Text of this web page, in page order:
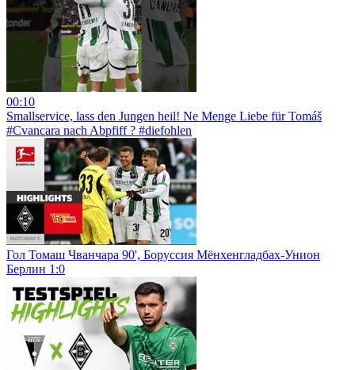
00:10
Smallservice, lass den Jungen heil! Ne Menge Liebe für Tomáš
#Cvancara nach Abpfiff ? #diefohlen
Гол Томаш Чванчара 90', Боруссия Мёнхенгладбах-Унион
Берлин 1:0